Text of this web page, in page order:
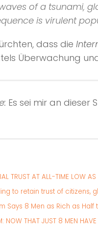
of a tsunami,
is virulent
dass die
Überwachung
Es sei mir an dieser
TRUST AT ALL-TIME LOW
to retain trust of citizens,
Says 8 Men as Rich as Half
NOW THAT JUST 8 MEN